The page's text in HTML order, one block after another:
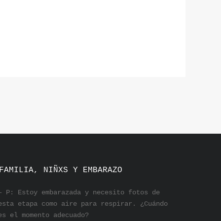
NIÑXS Y EMBARAZO
P: Estoy embarazada y necesito fotos de
etapa como aire para respirar. ¿Cuándo
el momento adecuado?